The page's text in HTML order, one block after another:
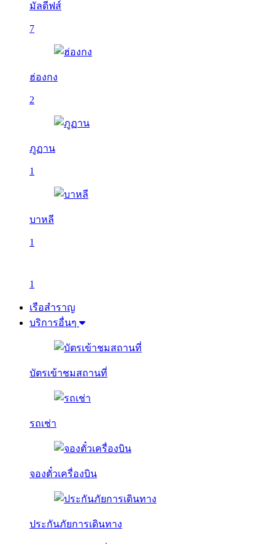
มัลดีฟส์
7
ฮ่องกง
2
ภูฏาน
1
บาหลี
1
1
เรือสำราญ
บริการอื่นๆ
บัตรเข้าชมสถานที่
รถเช่า
จองตั๋วเครื่องบิน
ประกันภัยการเดินทาง